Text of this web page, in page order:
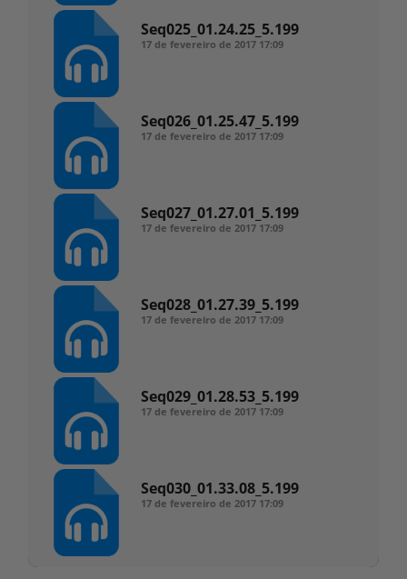
Seq025_01.24.25_5.199
17 de fevereiro de 2017 17:09
Seq026_01.25.47_5.199
17 de fevereiro de 2017 17:09
Seq027_01.27.01_5.199
17 de fevereiro de 2017 17:09
Seq028_01.27.39_5.199
17 de fevereiro de 2017 17:09
Seq029_01.28.53_5.199
17 de fevereiro de 2017 17:09
Seq030_01.33.08_5.199
17 de fevereiro de 2017 17:09